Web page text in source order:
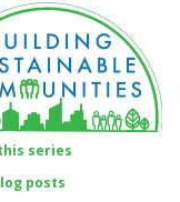
series
posts